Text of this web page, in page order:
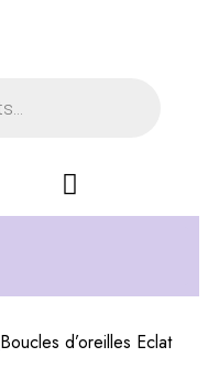
Boucles d’oreilles Eclat